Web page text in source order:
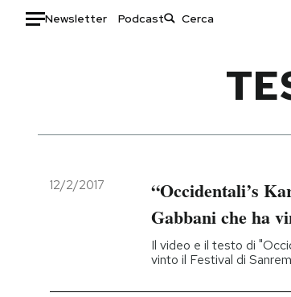
Newsletter Podcast
Italia
Politica
Moda
Ok Boomer!
Media
12/2/2017
“Occidentali’s
Gabbani che ha
Il video e il testo di
vinto il Festival di